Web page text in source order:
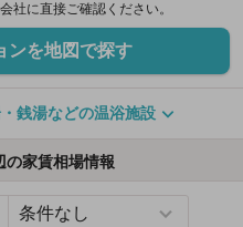
社に直接ご確認ください。
ンを地図で探す
銭湯などの温浴施設
の家賃相場情報